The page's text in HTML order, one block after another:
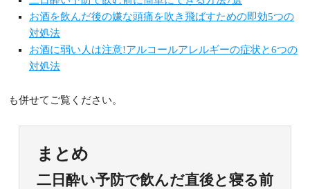
お酒を飲んだ後の嫌な頭痛を吹き飛ばすための即効5つの
対処法
お酒に弱い人は注意!アルコールアレルギーの症状と6つの
対処法
も併せてご覧ください。
まとめ
二日酔い予防で飲んだ直後と寝る前